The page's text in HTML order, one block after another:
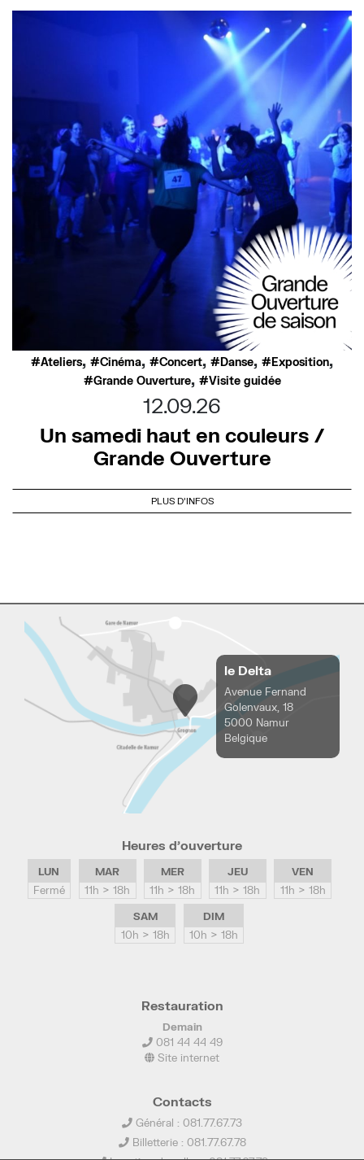
Ateliers, Cinéma, Concert, Danse, Exposition,
Grande Ouverture, Visite guidée
12.09.26
Un samedi haut en couleurs /
Grande Ouverture
PLUS D'INFOS
le Delta
Avenue Fernand
Golenvaux, 18
5000 Namur
Belgique
Heures d’ouverture
LUN
Fermé
MAR
11h > 18h
MER
11h > 18h
JEU
11h > 18h
VEN
11h > 18h
SAM
10h > 18h
DIM
10h > 18h
Restauration
Demain
081 44 44 49
Site internet
Contacts
Général : 081.77.67.73
Billetterie : 081.77.67.78